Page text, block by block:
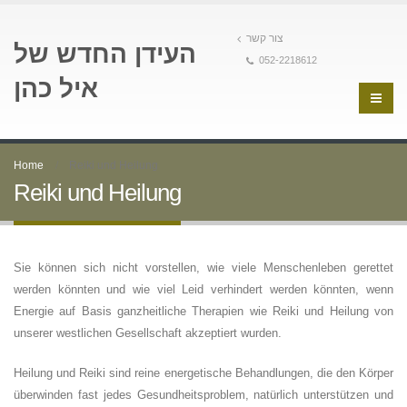
העידן החדש של
איל כהן
צור קשר
052-2218612
Home Reiki und Heilung
Reiki und Heilung
Sie können sich nicht vorstellen, wie viele Menschenleben gerettet
werden könnten und wie viel Leid verhindert werden könnten, wenn
Energie auf Basis ganzheitliche Therapien wie Reiki und Heilung von
unserer westlichen Gesellschaft akzeptiert wurden.
Heilung und Reiki sind reine energetische Behandlungen, die den Körper
überwinden fast jedes Gesundheitsproblem, natürlich unterstützen und